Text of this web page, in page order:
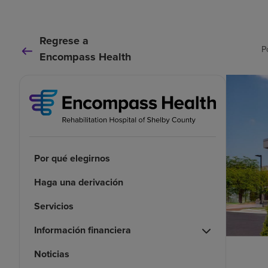
Regrese a
Encompass Health
Por qué elegirnos
Haga una derivación
Servicios
Información financiera
Noticias